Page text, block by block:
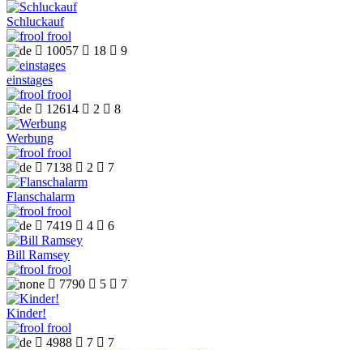
Schluckauf
frool
 10057  18  9
einstages
frool
 12614  2  8
Werbung
frool
 7138  2  7
Flanschalarm
frool
 7419  4  6
Bill Ramsey
frool
 7790  5  7
Kinder!
frool
 4988  7  7